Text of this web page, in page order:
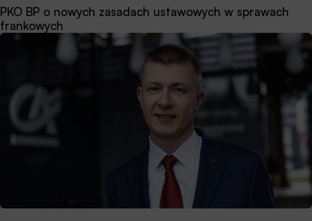
PKO BP o nowych zasadach ustawowych w sprawach
frankowych